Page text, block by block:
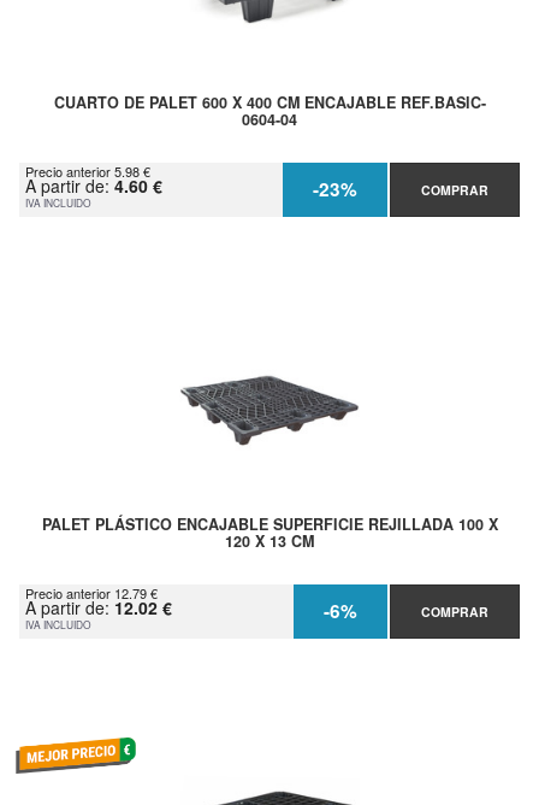
CUARTO DE PALET 600 X 400 CM ENCAJABLE REF.BASIC-
0604-04
Precio anterior 5.98 €
A partir de: 4.60 €
IVA INCLUIDO -23% COMPRAR
PALET PLÁSTICO ENCAJABLE SUPERFICIE REJILLADA 100 X
120 X 13 CM
Precio anterior 12.79 €
A partir de: 12.02 €
IVA INCLUIDO -6% COMPRAR